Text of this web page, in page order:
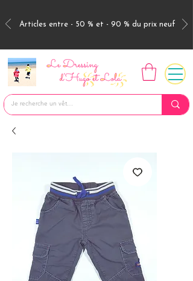
Articles entre - 50 % et - 90 % du prix neuf